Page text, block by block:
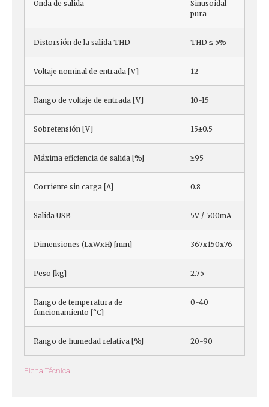
Onda de salida
Sinusoidal
pura
Distorsión de la salida THD THD ≤ 5%
Voltaje nominal de entrada [V] 12
Rango de voltaje de entrada [V] 10-15
Sobretensión [V] 15±0.5
Máxima eficiencia de salida [%] ≥95
Corriente sin carga [A] 0.8
Salida USB 5V / 500mA
Dimensiones (LxWxH) [mm] 367x150x76
Peso [kg] 2.75
Rango de temperatura de
funcionamiento [°C]
0-40
Rango de humedad relativa [%] 20-90
Ficha Técnica